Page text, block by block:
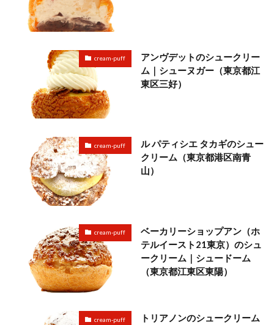
cream-puff
アンヴデットのシュークリー
ム｜シューヌガー（東京都江
東区三好）
cream-puff
ル パティシエ タカギのシュー
クリーム（東京都港区南青
山）
cream-puff
ベーカリーショップアン（ホ
テルイースト21東京）のシュ
ークリーム｜シュードーム
（東京都江東区東陽）
cream-puff
トリアノンのシュークリーム